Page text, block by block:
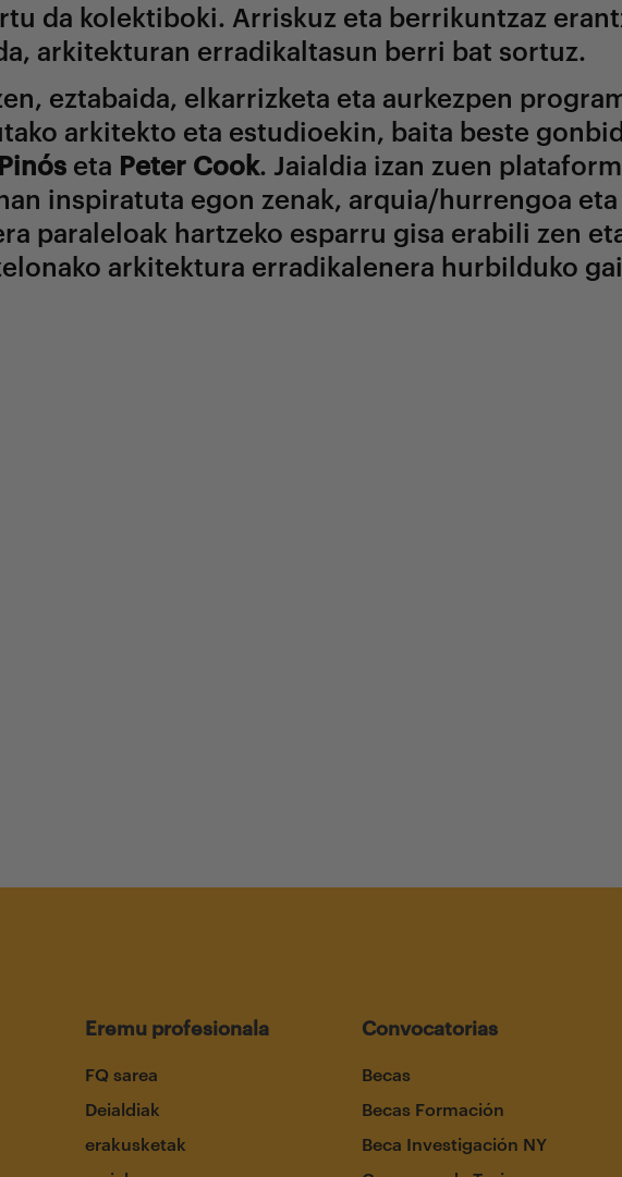
da kolektiboki. Arriskuz eta berrikuntzaz
arkitekturan erradikaltasun berri bat sortuz.
eztabaida, elkarrizketa eta aurkezpen
arkitekto eta estudioekin, baita beste
eta Peter Cook. Jaialdia izan zuen
inspiratuta egon zenak, arquia/hurrengoa
paraleloak hartzeko esparru gisa erabili zen
arkitektura erradikalenera hurbilduko
Eremu profesionala
FQ sarea
Deialdiak
erakusketak
Convocatorias
Becas
Becas Formación
Beca Investigación NY